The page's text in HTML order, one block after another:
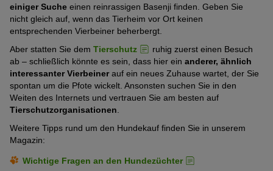
einiger Suche einen reinrassigen Basenji finden. Geben Sie
nicht gleich auf, wenn das Tierheim vor Ort keinen
entsprechenden Vierbeiner beherbergt.
Aber statten Sie dem Tierschutz
ruhig zuerst einen Besuch
ab – schließlich könnte es sein, dass hier ein anderer, ähnlich
interessanter Vierbeinerauf ein neues Zuhause wartet, der Sie
spontan um die Pfote wickelt. Ansonsten suchen Sie in den
Weiten des Internets und vertrauen Sie am besten auf
Tierschutzorganisationen
Weitere Tipps rund um den Hundekauf finden Sie in unserem
Magazin:
Wichtige Fragen an den Hundezüchter